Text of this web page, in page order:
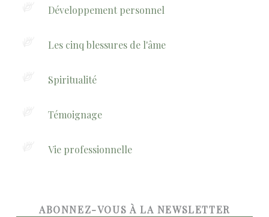
Développement personnel
Les cinq blessures de l'âme
Spiritualité
Témoignage
Vie professionnelle
ABONNEZ-VOUS À LA NEWSLETTER